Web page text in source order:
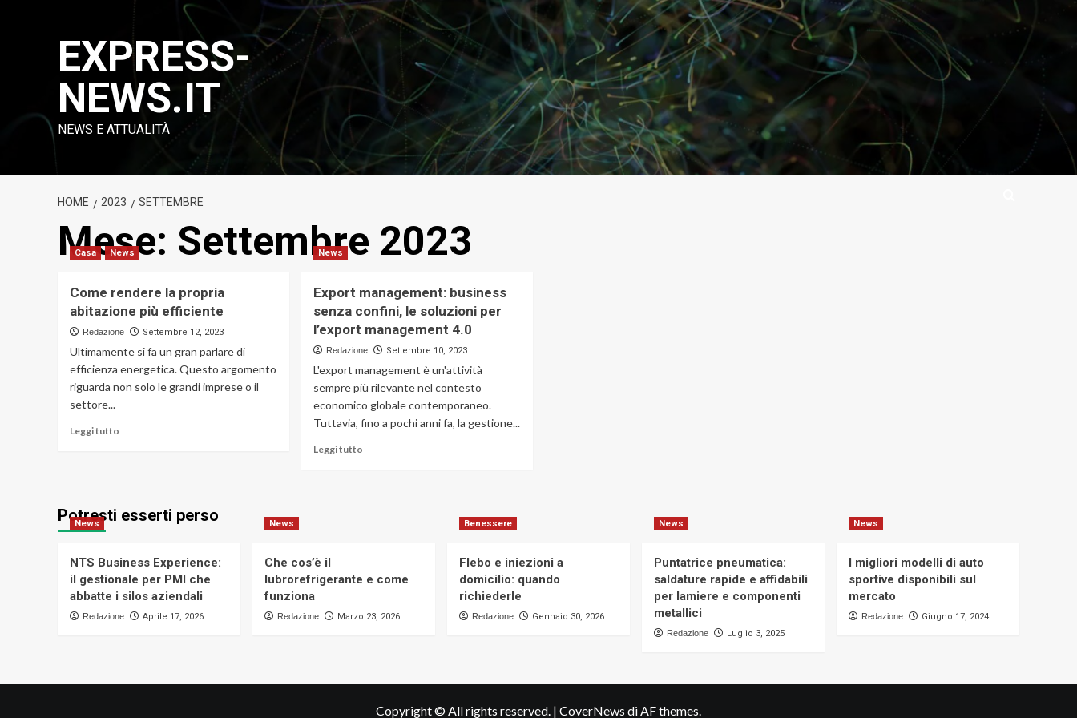
EXPRESS-
NEWS.IT
NEWS E ATTUALITÀ
HOME 2023 SETTEMBRE
Mese: Settembre 2023
Casa News
Come rendere la propria
abitazione più efficiente
Redazione Settembre 12, 2023
Ultimamente si fa un gran parlare di
efficienza energetica. Questo argomento
riguarda non solo le grandi imprese o il
settore...
Leggi tutto
la
più
efficiente
News
Export management: business
senza confini, le soluzioni per
l’export management 4.0
Redazione Settembre 10, 2023
L'export management è un'attività
sempre più rilevante nel contesto
economico globale contemporaneo.
Tuttavia, fino a pochi anni fa, la gestione...
Leggi tuttoLeggi
le
per
Potresti esserti perso
News
NTS Business Experience:
il gestionale per PMI che
abbatte i silos aziendali
Redazione Aprile 17, 2026
News
Che cos’è il
lubrorefrigerante e come
funziona
Redazione Marzo 23, 2026
Benessere
Flebo e iniezioni a
domicilio: quando
richiederle
Redazione Gennaio 30, 2026
News
Puntatrice pneumatica:
saldature rapide e affidabili
per lamiere e componenti
metallici
Redazione Luglio 3, 2025
News
I migliori modelli di auto
sportive disponibili sul
mercato
Redazione Giugno 17, 2024
Copyright © All rights reserved. | CoverNews di AF themes.